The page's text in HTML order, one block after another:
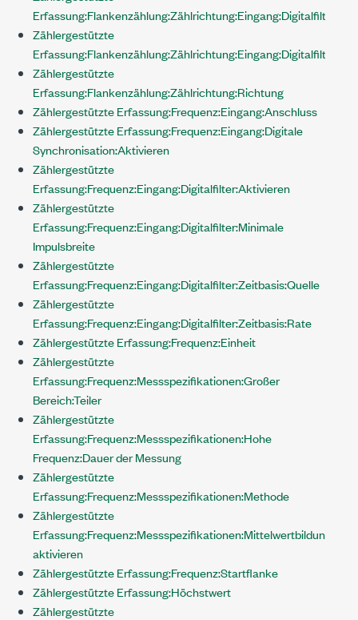
Zählergestützte
Zählergestützte
Erfassung:Flankenzählung:Zählrichtung:Richtung
Zählergestützte Erfassung:Frequenz:Eingang:Anschluss
Zählergestützte Erfassung:Frequenz:Eingang:Digitale
Synchronisation:Aktivieren
Zählergestützte
Erfassung:Frequenz:Eingang:Digitalfilter:Aktivieren
Zählergestützte
Erfassung:Frequenz:Eingang:Digitalfilter:Minimale
Impulsbreite
Zählergestützte
Erfassung:Frequenz:Eingang:Digitalfilter:Zeitbasis:Quelle
Zählergestützte
Erfassung:Frequenz:Eingang:Digitalfilter:Zeitbasis:Rate
Zählergestützte Erfassung:Frequenz:Einheit
Zählergestützte
Erfassung:Frequenz:Messspezifikationen:Großer
Bereich:Teiler
Zählergestützte
Erfassung:Frequenz:Messspezifikationen:Hohe
Frequenz:Dauer der Messung
Zählergestützte
Erfassung:Frequenz:Messspezifikationen:Methode
Zählergestützte
Erfassung:Frequenz:Messspezifikationen:Mittelwertbildung
aktivieren
Zählergestützte Erfassung:Frequenz:Startflanke
Zählergestützte Erfassung:Höchstwert
Zählergestützte